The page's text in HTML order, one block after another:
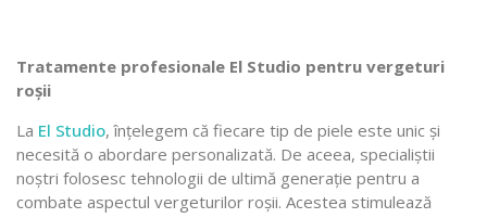
Tratamente profesionale El Studio pentru vergeturi
roșii
La El Studio, înțelegem că fiecare tip de piele este unic și
necesită o abordare personalizată. De aceea, specialiștii
noștri folosesc tehnologii de ultimă generație pentru a
combate aspectul vergeturilor roșii. Acestea stimulează